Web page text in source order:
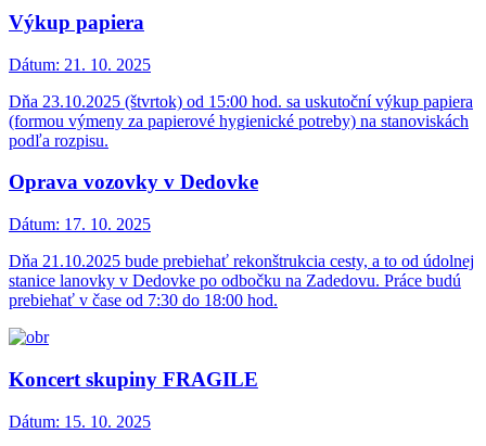
Výkup papiera
Dátum: 21. 10. 2025
Dňa 23.10.2025 (štvrtok) od 15:00 hod. sa uskutoční výkup papiera
(formou výmeny za papierové hygienické potreby) na stanoviskách
podľa rozpisu.
Oprava vozovky v Dedovke
Dátum: 17. 10. 2025
Dňa 21.10.2025 bude prebiehať rekonštrukcia cesty, a to od údolnej
stanice lanovky v Dedovke po odbočku na Zadedovu. Práce budú
prebiehať v čase od 7:30 do 18:00 hod.
Koncert skupiny FRAGILE
Dátum: 15. 10. 2025